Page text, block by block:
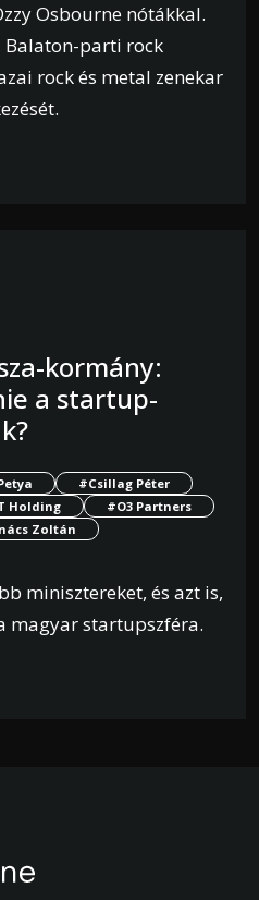
Osbourne nótákkal.
Balaton-parti rock
rock és metal zenekar
kormány:
a startup-
#Csillag Péter
Holding
#O3 Partners
Zoltán
minisztereket, és azt is,
magyar startupszféra.